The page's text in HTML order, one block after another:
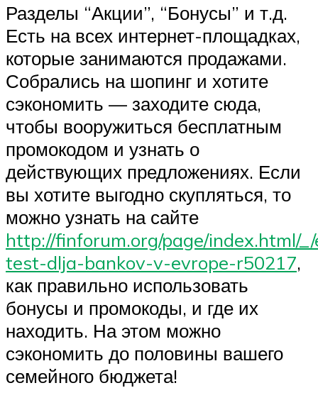
Разделы “Акции”, “Бонусы” и т.д.
Есть на всех интернет-площадках,
которые занимаются продажами.
Собрались на шопинг и хотите
сэкономить — заходите сюда,
чтобы вооружиться бесплатным
промокодом и узнать о
действующих предложениях. Если
вы хотите выгодно скупляться, то
можно узнать на сайте
http://finforum.org/page/index.html/
test-dlja-bankov-v-evrope-r50217,
как правильно использовать
бонусы и промокоды, и где их
находить. На этом можно
сэкономить до половины вашего
семейного бюджета!